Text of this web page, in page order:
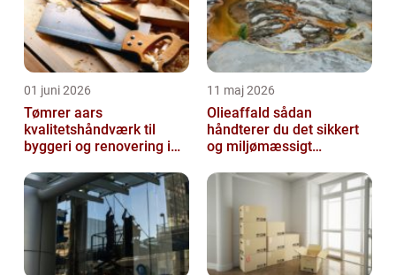
01 juni 2026
Tømrer aars
kvalitetshåndværk til
byggeri og renovering i
11 maj 2026
Olieaffald sådan
håndterer du det sikkert
og miljømæssigt